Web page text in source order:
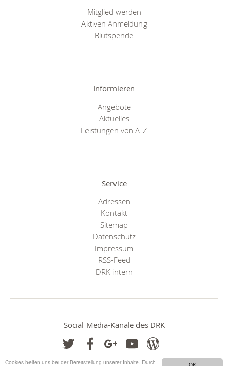
Cookies helfen uns bei der Bereitstellung unserer Inhalte. Durch
Mitglied werden
Aktiven Anmeldung
Blutspende
Informieren
Angebote
Aktuelles
Leistungen von A-Z
Service
Adressen
Kontakt
Sitemap
Datenschutz
Impressum
RSS-Feed
DRK intern
Social Media-Kanäle des DRK